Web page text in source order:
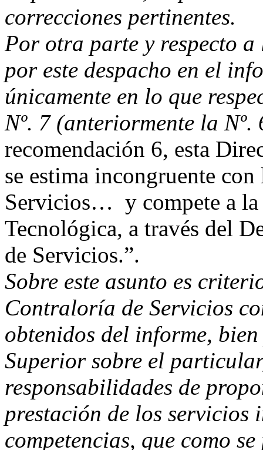
correcciones pertinentes.
Por otra parte y respecto a
por este despacho en el
únicamente en lo que
Nº. 7 (anteriormente la
recomendación 6, esta
se estima incongruente
Servicios… y compete a la
Tecnológica, a través del
de Servicios.”.
Sobre este asunto es
Contraloría de Servicios
obtenidos del informe,
Superior sobre el
responsabilidades de
prestación de los servicios
competencias, que como